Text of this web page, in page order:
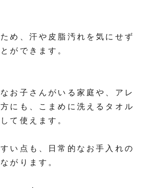
め、汗や皮脂汚れを気にせず
ができます。
お子さんがいる家庭や、アレ
にも、こまめに洗えるタオル
て使えます。
い点も、日常的なお手入れの
がります。